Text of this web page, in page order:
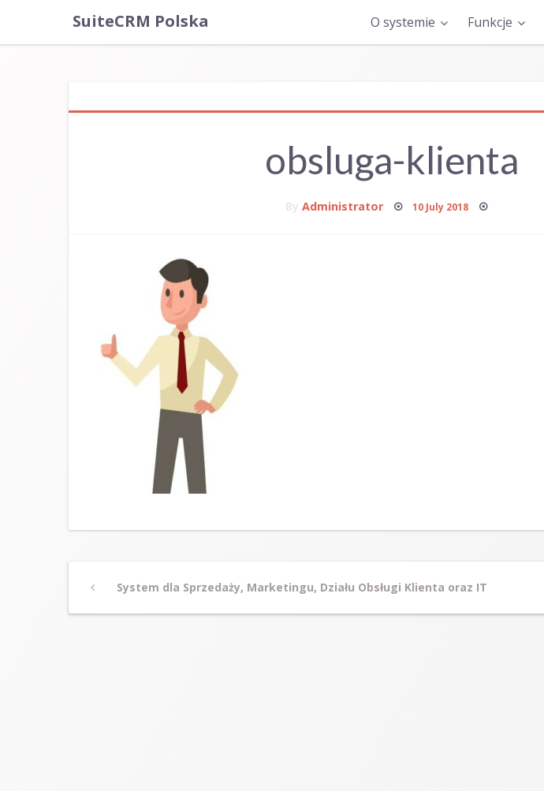
SuiteCRM Polska O systemie Funkcje
obsluga-klienta
ByAdministrator Posted
on
10 July 2018
Post
navigation
PreviousSystem dla Sprzedaży, Marketingu, Działu Obsługi Klienta oraz IT